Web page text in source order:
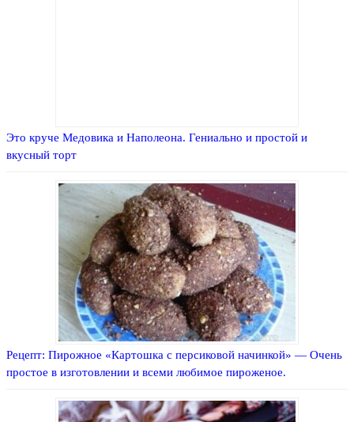
Это круче Медовика и Наполеона. Гениально и простой и
вкусный торт
Рецепт: Пирожное «Картошка с персиковой начинкой» — Очень
простое в изготовлении и всеми любимое пироженое.